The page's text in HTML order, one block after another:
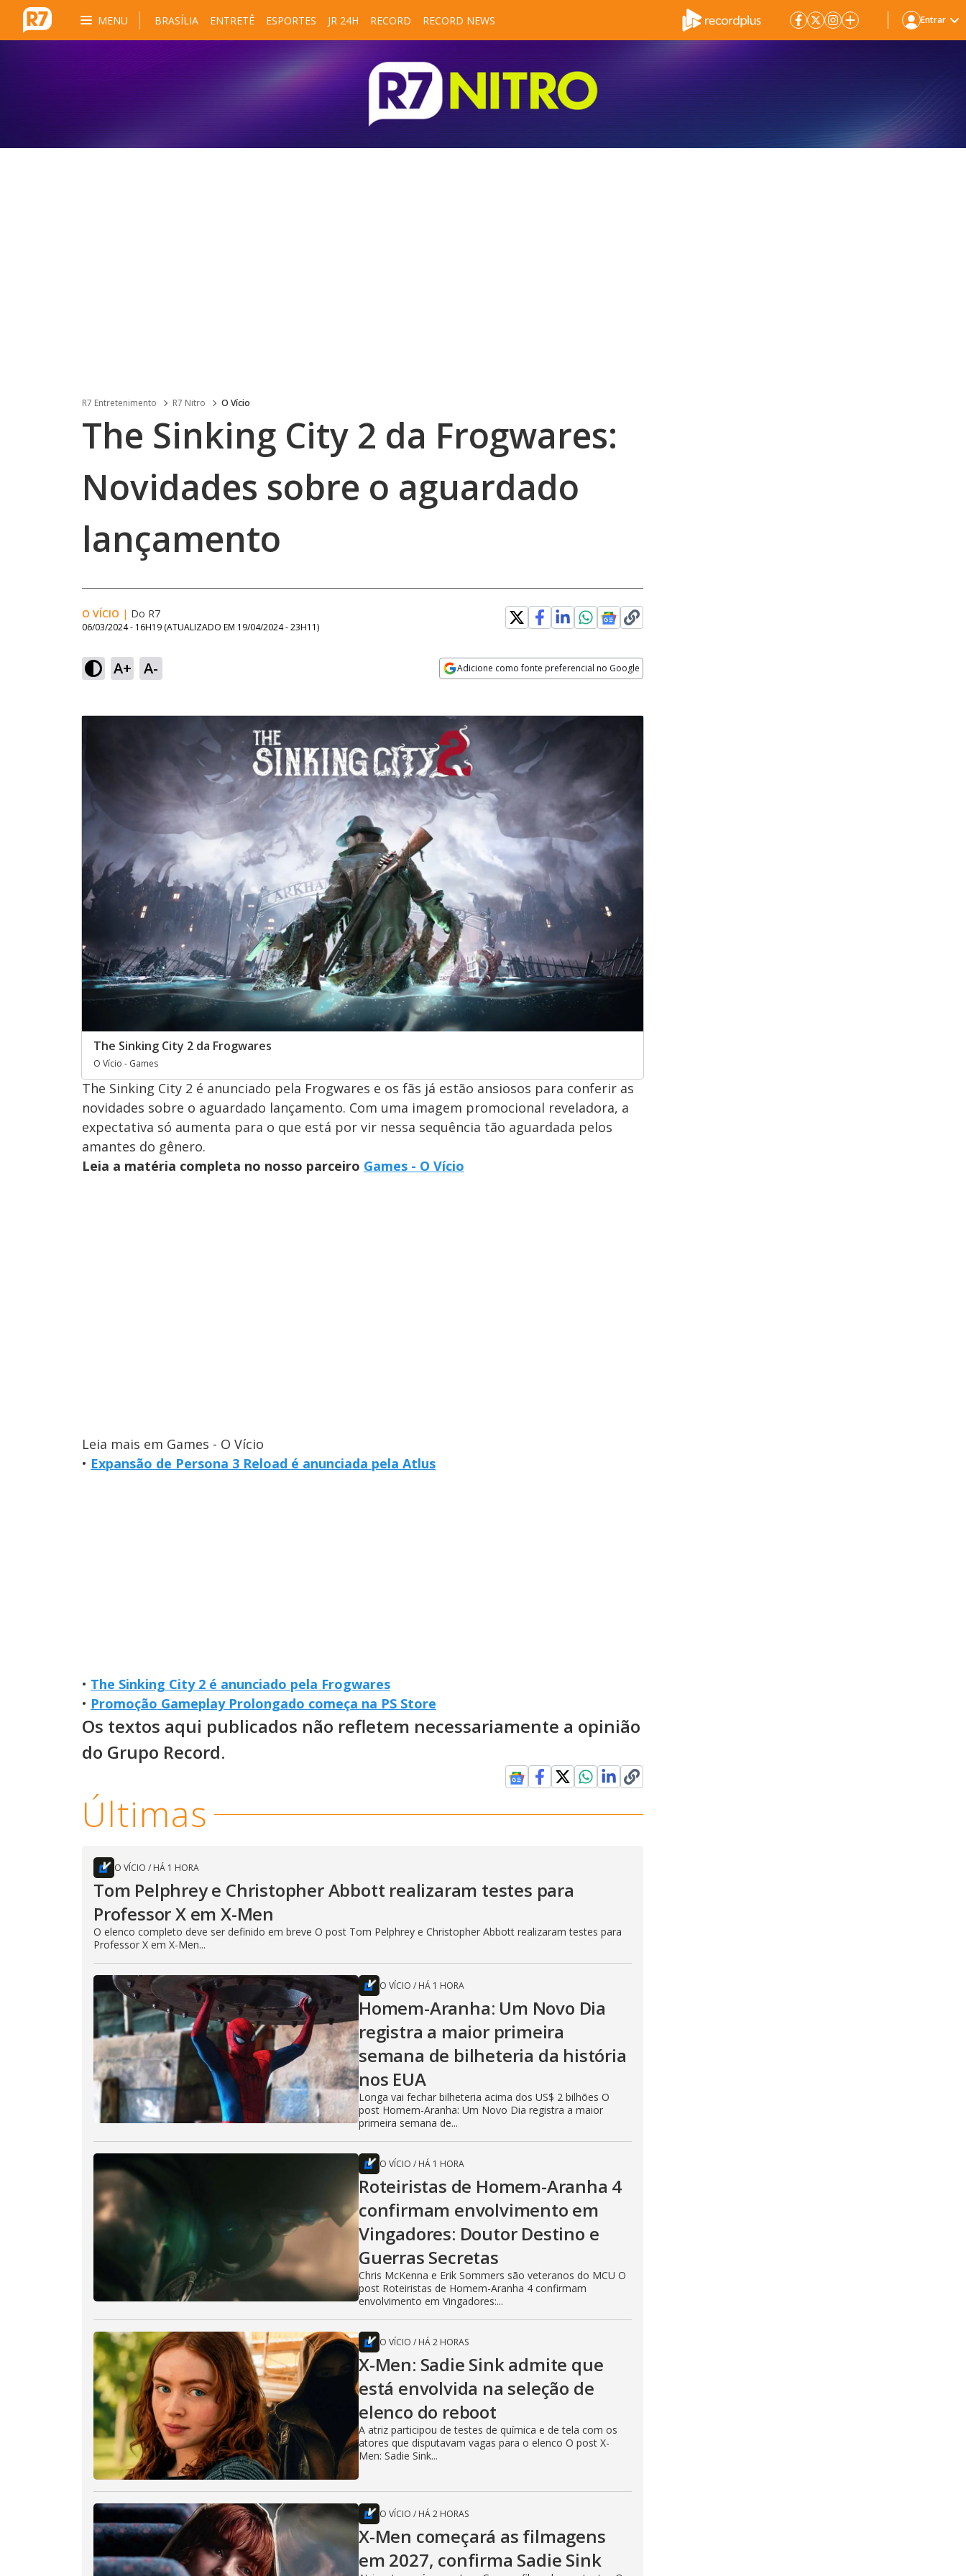
MENU BRASÍLIA ENTRETÊ ESPORTES JR 24H RECORD RECORD NEWS Entrar
R7 Entretenimento R7 Nitro O Vício
The Sinking City 2 da Frogwares:
Novidades sobre o aguardado
lançamento
O VÍCIO | Do R7
06/03/2024 - 16H19 (ATUALIZADO EM 19/04/2024 - 23H11)
A+ A- Adicione como fonte preferencial no Google
The Sinking City 2 da Frogwares
O Vício - Games
The Sinking City 2 é anunciado pela Frogwares e os fãs já estão ansiosos para conferir as
novidades sobre o aguardado lançamento. Com uma imagem promocional reveladora, a
expectativa só aumenta para o que está por vir nessa sequência tão aguardada pelos
amantes do gênero.
Leia a matéria completa no nosso parceiro Games - O Vício
Leia mais em Games - O Vício
• Expansão de Persona 3 Reload é anunciada pela Atlus
• The Sinking City 2 é anunciado pela Frogwares
• Promoção Gameplay Prolongado começa na PS Store
Os textos aqui publicados não refletem necessariamente a opinião
do Grupo Record.
Últimas
O VÍCIO / HÁ 1 HORA
Tom Pelphrey e Christopher Abbott realizaram testes para
Professor X em X-Men
O elenco completo deve ser definido em breve O post Tom Pelphrey e Christopher Abbott realizaram testes para
Professor X em X-Men...
O VÍCIO / HÁ 1 HORA
Homem-Aranha: Um Novo Dia
registra a maior primeira
semana de bilheteria da história
nos EUA
Longa vai fechar bilheteria acima dos US$ 2 bilhões O
post Homem-Aranha: Um Novo Dia registra a maior
primeira semana de...
O VÍCIO / HÁ 1 HORA
Roteiristas de Homem-Aranha 4
confirmam envolvimento em
Vingadores: Doutor Destino e
Guerras Secretas
Chris McKenna e Erik Sommers são veteranos do MCU O
post Roteiristas de Homem-Aranha 4 confirmam
envolvimento em Vingadores:...
O VÍCIO / HÁ 2 HORAS
X-Men: Sadie Sink admite que
está envolvida na seleção de
elenco do reboot
A atriz participou de testes de química e de tela com os
atores que disputavam vagas para o elenco O post X-
Men: Sadie Sink...
O VÍCIO / HÁ 2 HORAS
X-Men começará as filmagens
em 2027, confirma Sadie Sink